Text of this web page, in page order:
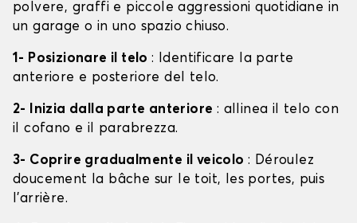
polvere, graffi e piccole aggressioni quotidiane in
un garage o in uno spazio chiuso.
1- Posizionare il telo: Identificare la parte
anteriore e posteriore del telo.
2- Inizia dalla parte anteriore : allinea il telo con
il cofano e il parabrezza.
3- Coprire gradualmente il veicolo : Déroulez
doucement la bâche sur le toit, les portes, puis
l'arrière.